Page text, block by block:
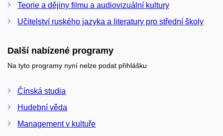
Teorie a dějiny filmu a audiovizuální kultury
Učitelství ruského jazyka a literatury pro střední školy
Další nabízené programy
Na tyto programy nyní nelze podat přihlášku
Čínská studia
Hudební věda
Management v kultuře